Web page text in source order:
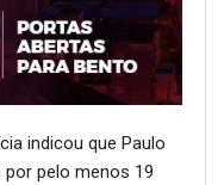
indicou que Paulo
pelo menos 19